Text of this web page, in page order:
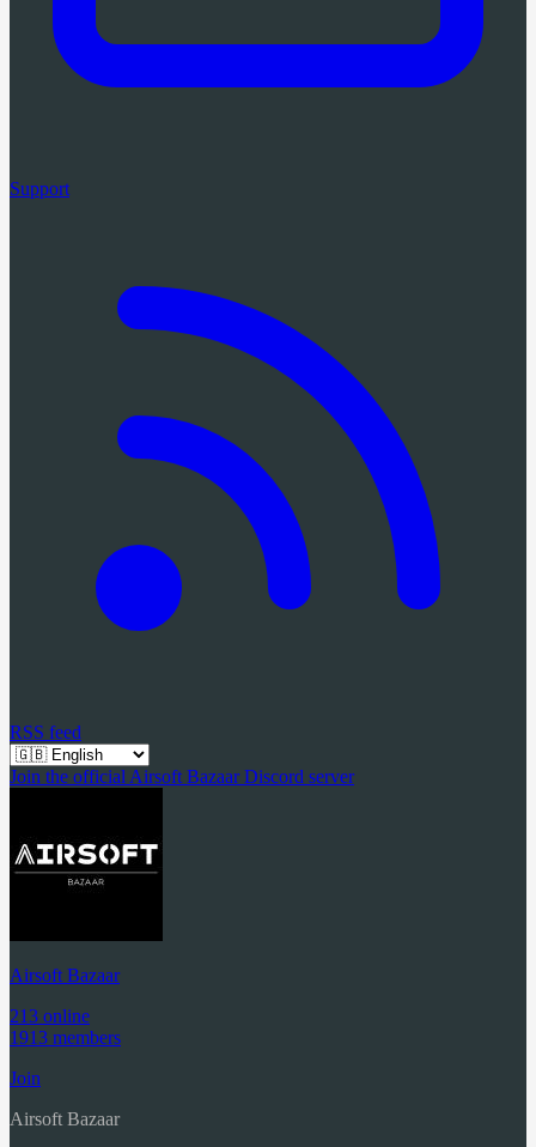
Support
RSS feed
Join the official Airsoft Bazaar Discord server
Airsoft Bazaar
213 online
1913 members
Join
Airsoft Bazaar